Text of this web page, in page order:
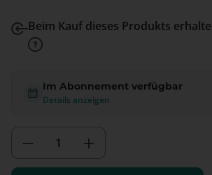
Beim Kauf dieses Produkts
Im Abonnement verfügbar
Details anzeigen
Produkt Anzahl: Gib den